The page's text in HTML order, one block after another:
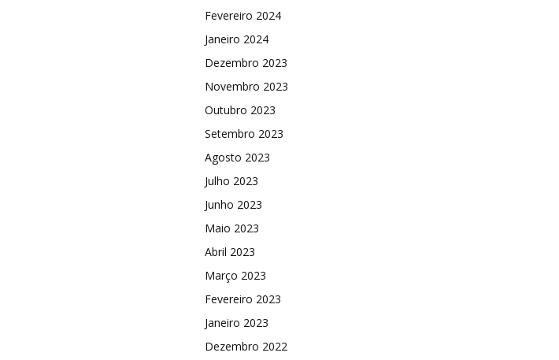
Fevereiro 2024
Janeiro 2024
Dezembro 2023
Novembro 2023
Outubro 2023
Setembro 2023
Agosto 2023
Julho 2023
Junho 2023
Maio 2023
Abril 2023
Março 2023
Fevereiro 2023
Janeiro 2023
Dezembro 2022